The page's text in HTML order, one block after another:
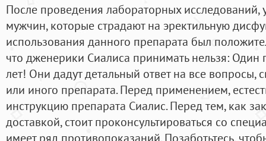
После проведения лабораторных исследований,
мужчин, которые страдают на эректильную
использования данного препарата был
что дженерики Сиалиса принимать нельзя:
лет! Они дадут детальный ответ на все вопросы,
или иного препарата. Перед применением,
инструкцию препарата Сиалис. Перед тем, как
доставкой, стоит проконсультироваться со
имеет ряд противопоказаний. Позаботьтесь,